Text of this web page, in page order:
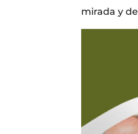
mirada y